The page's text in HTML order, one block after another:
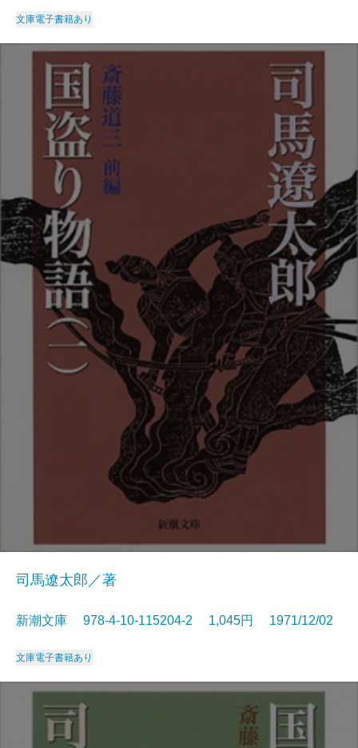
文庫電子書籍あり
司馬遼太郎／著
新潮文庫 978-4-10-115204-2 1,045円 1971/12/02
文庫電子書籍あり